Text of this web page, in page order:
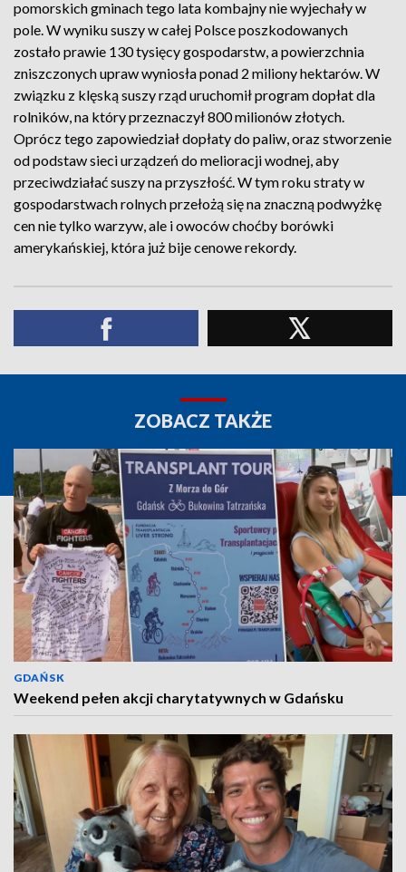
pomorskich gminach tego lata kombajny nie wyjechały w
pole. W wyniku suszy w całej Polsce poszkodowanych
zostało prawie 130 tysięcy gospodarstw, a powierzchnia
zniszczonych upraw wyniosła ponad 2 miliony hektarów. W
związku z klęską suszy rząd uruchomił program dopłat dla
rolników, na który przeznaczył 800 milionów złotych.
Oprócz tego zapowiedział dopłaty do paliw, oraz stworzenie
od podstaw sieci urządzeń do melioracji wodnej, aby
przeciwdziałać suszy na przyszłość. W tym roku straty w
gospodarstwach rolnych przełożą się na znaczną podwyżkę
cen nie tylko warzyw, ale i owoców choćby borówki
amerykańskiej, która już bije cenowe rekordy.
ZOBACZ TAKŻE
GDAŃSK
Weekend pełen akcji charytatywnych w Gdańsku